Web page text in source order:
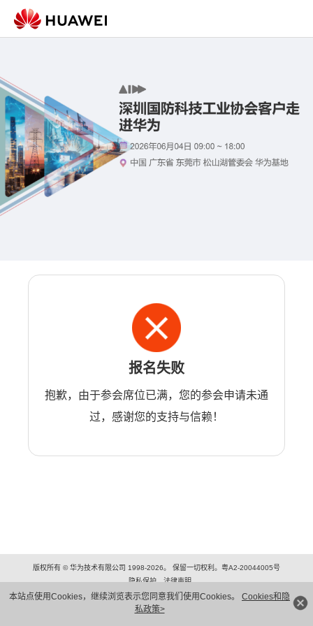
本站点使用Cookies，继续浏览表示您同意我们使用Cookies。 Cookies和隐
私政策>
报名失败
抱歉，由于参会席位已满，您的参会申请未通
过，感谢您的支持与信赖！
版权所有 © 华为技术有限公司 1998-2026。 保留一切权利。粤A2-20044005号
隐私保护
法律声明